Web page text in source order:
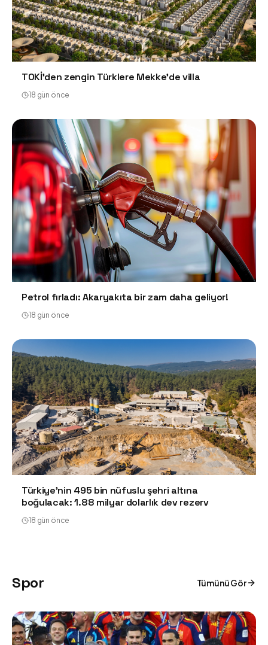
TOKİ'den zengin Türklere Mekke'de villa
18 gün önce
Petrol fırladı: Akaryakıta bir zam daha geliyor!
18 gün önce
Türkiye'nin 495 bin nüfuslu şehri altına
boğulacak: 1.88 milyar dolarlık dev rezerv
18 gün önce
Spor Tümünü Gör